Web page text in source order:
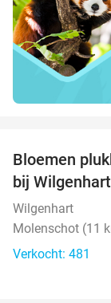
Bloemen
bij Wilgenhart
Wilgenhart
Molenschot (11
Verkocht: 481